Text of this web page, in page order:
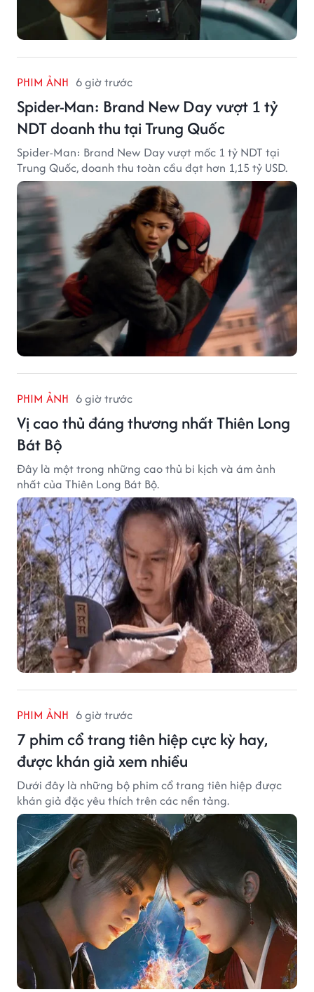
PHIM ẢNH 6 giờ trước
Spider-Man: Brand New Day vượt 1 tỷ
NDT doanh thu tại Trung Quốc
Spider-Man: Brand New Day vượt mốc 1 tỷ NDT tại
Trung Quốc, doanh thu toàn cầu đạt hơn 1,15 tỷ USD.
PHIM ẢNH 6 giờ trước
Vị cao thủ đáng thương nhất Thiên Long
Bát Bộ
Đây là một trong những cao thủ bi kịch và ám ảnh
nhất của Thiên Long Bát Bộ.
PHIM ẢNH 6 giờ trước
7 phim cổ trang tiên hiệp cực kỳ hay,
được khán giả xem nhiều
Dưới đây là những bộ phim cổ trang tiên hiệp được
khán giả đặc yêu thích trên các nền tảng.